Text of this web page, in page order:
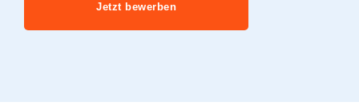
Jetzt bewerben